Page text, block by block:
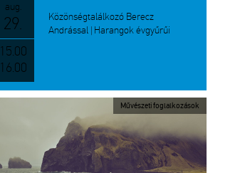
aug.
29.
15.00
16.00
Közönségtalálkozó Berecz
Andrással | Harangok évgyűrűi
Művészeti foglalkozások